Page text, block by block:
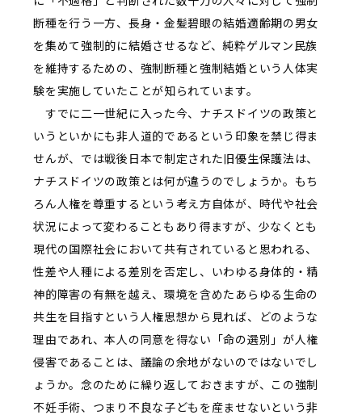
断種を行う一方、長身・金髪碧眼の結婚適齢期の男女
を集めて強制的に結婚させるなど、純粋ゲルマン民族
を維持するための、強制断種と強制結婚という人体実
験を実施していたことが知られています。
すでに二一世紀に入った今、ナチスドイツの政策と
いうといかにも非人道的であるという印象を禁じ得ま
せんが、では戦後日本で制定された旧優生保護法は、
ナチスドイツの政策とは何が違うのでしょうか。もち
ろん人権を尊重するという考え方自体が、時代や社会
状況によって変わることもあり得ますが、少なくとも
現代の国際社会において共有されていると思われる、
性差や人種による差別を否定し、いわゆる身体的・精
神的障害の有無を越え、環境を含めたあらゆる生命の
共生を目指すという人権思想から見れば、どのような
理由であれ、本人の同意を得ない「命の選別」が人権
侵害であることは、議論の余地がないのではないでし
ょうか。念のために繰り返しておきますが、この強制
不妊手術、つまり不良な子どもを産ませないという非